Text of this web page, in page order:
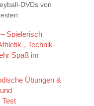
DVDs von
Spielerisch
, Technik-
Spaß im
Übungen &
Test